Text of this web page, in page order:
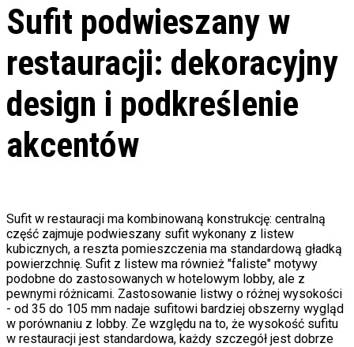
Sufit podwieszany w
restauracji: dekoracyjny
design i podkreślenie
akcentów
Sufit w restauracji ma kombinowaną konstrukcję: centralną
część zajmuje podwieszany sufit wykonany z listew
kubicznych, a reszta pomieszczenia ma standardową gładką
powierzchnię. Sufit z listew ma również "faliste" motywy
podobne do zastosowanych w hotelowym lobby, ale z
pewnymi różnicami. Zastosowanie listwy o różnej wysokości
- od 35 do 105 mm nadaje sufitowi bardziej obszerny wygląd
w porównaniu z lobby. Ze względu na to, że wysokość sufitu
w restauracji jest standardowa, każdy szczegół jest dobrze